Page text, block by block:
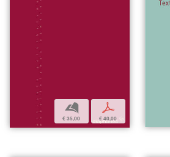
b
€ 35,00
p
€ 40,00